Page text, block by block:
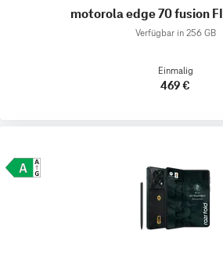
motorola edge 70 fusion
Verfügbar in 256 GB
Einmalig
469 €